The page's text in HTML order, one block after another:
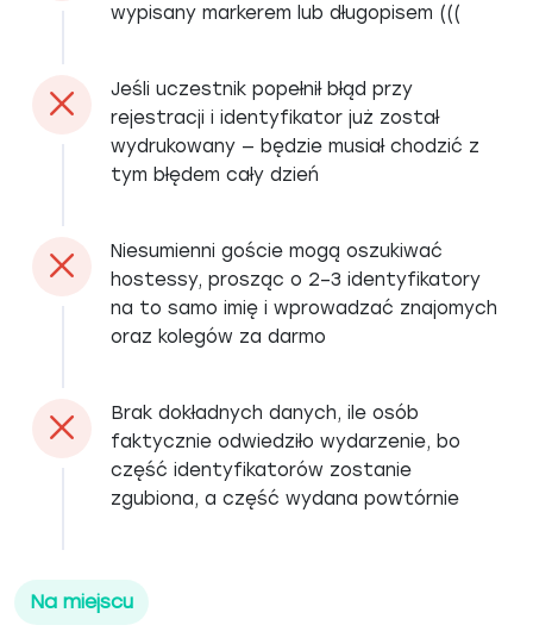
wypisany markerem lub długopisem (((
Jeśli uczestnik popełnił błąd przy
rejestracji i identyfikator już został
wydrukowany — będzie musiał chodzić z
tym błędem cały dzień
Niesumienni goście mogą oszukiwać
hostessy, prosząc o 2–3 identyfikatory
na to samo imię i wprowadzać znajomych
oraz kolegów za darmo
Brak dokładnych danych, ile osób
faktycznie odwiedziło wydarzenie, bo
część identyfikatorów zostanie
zgubiona, a część wydana powtórnie
Na miejscu